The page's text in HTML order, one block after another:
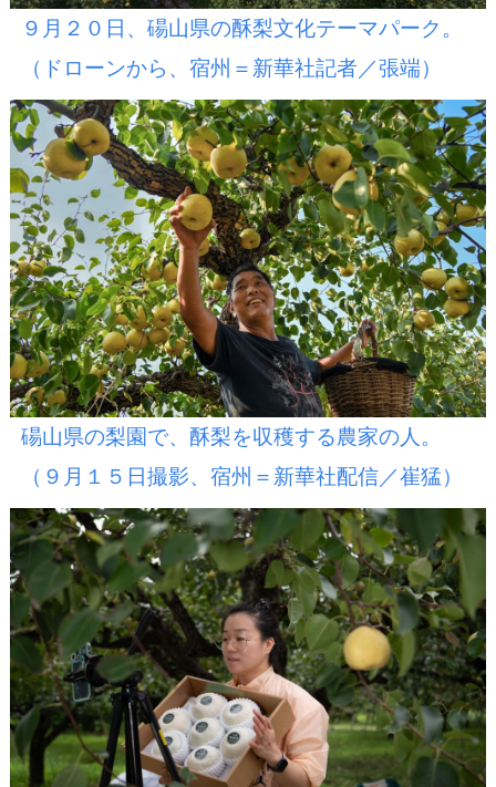
９月２０日、碭山県の酥梨文化テーマパーク。
（ドローンから、宿州＝新華社記者／張端）
碭山県の梨園で、酥梨を収穫する農家の人。
（９月１５日撮影、宿州＝新華社配信／崔猛）